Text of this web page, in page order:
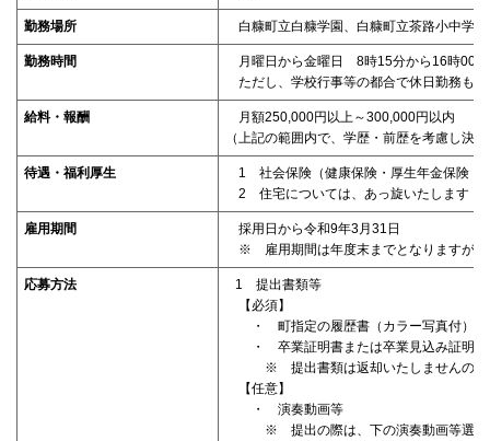
勤務場所 白糠町立白糠学園、白糠町立茶路小中学
勤務時間
月曜日から金曜日 8時15分から16時00
ただし、学校行事等の都合で休日勤務も
給料・報酬
月額250,000円以上～300,000円以内
（上記の範囲内で、学歴・前歴を考慮し決
待遇・福利厚生
1 社会保険（健康保険・厚生年金保険・
2 住宅については、あっ旋いたします
雇用期間
採用日から令和9年3月31日
※ 雇用期間は年度末までとなりますが、
応募方法
1 提出書類等
【必須】
・ 町指定の履歴書（カラー写真付）1
・ 卒業証明書または卒業見込み証明
※ 提出書類は返却いたしませんので
【任意】
・ 演奏動画等
※ 提出の際は、下の演奏動画等選考用